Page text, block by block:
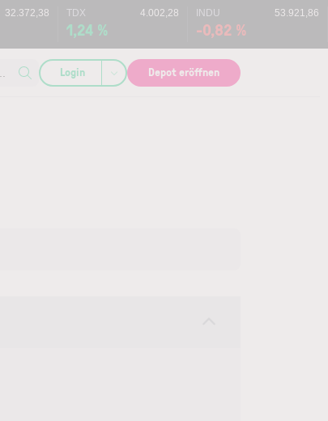
32.372,38 TDX 4.002,28
1,24 %
INDU 53.921,86
-0,82 %
Login Depot eröffnen